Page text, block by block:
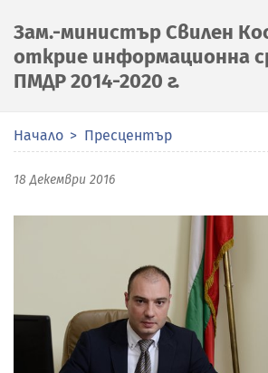
Зам.-министър Свилен
открие информационна
ПМДР 2014-2020 г.
Начало Пресцентър
18 Декември 2016